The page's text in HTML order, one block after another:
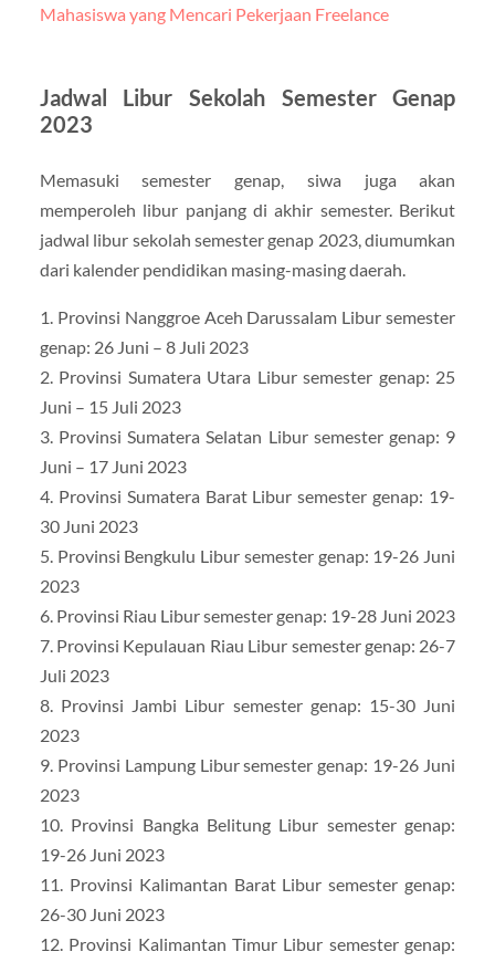
Mahasiswa yang Mencari Pekerjaan Freelance
Jadwal Libur Sekolah Semester Genap
2023
Memasuki semester genap, siwa juga akan
memperoleh libur panjang di akhir semester. Berikut
jadwal libur sekolah semester genap 2023, diumumkan
dari kalender pendidikan masing-masing daerah.
1. Provinsi Nanggroe Aceh Darussalam Libur semester
genap: 26 Juni – 8 Juli 2023
2. Provinsi Sumatera Utara Libur semester genap: 25
Juni – 15 Juli 2023
3. Provinsi Sumatera Selatan Libur semester genap: 9
Juni – 17 Juni 2023
4. Provinsi Sumatera Barat Libur semester genap: 19-
30 Juni 2023
5. Provinsi Bengkulu Libur semester genap: 19-26 Juni
2023
6. Provinsi Riau Libur semester genap: 19-28 Juni 2023
7. Provinsi Kepulauan Riau Libur semester genap: 26-7
Juli 2023
8. Provinsi Jambi Libur semester genap: 15-30 Juni
2023
9. Provinsi Lampung Libur semester genap: 19-26 Juni
2023
10. Provinsi Bangka Belitung Libur semester genap:
19-26 Juni 2023
11. Provinsi Kalimantan Barat Libur semester genap:
26-30 Juni 2023
12. Provinsi Kalimantan Timur Libur semester genap: